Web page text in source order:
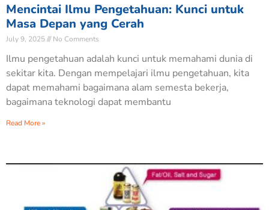
Mencintai Ilmu Pengetahuan: Kunci untuk
Masa Depan yang Cerah
July 9, 2025 No Comments
Ilmu pengetahuan adalah kunci untuk memahami dunia di
sekitar kita. Dengan mempelajari ilmu pengetahuan, kita
dapat memahami bagaimana alam semesta bekerja,
bagaimana teknologi dapat membantu
Read More »